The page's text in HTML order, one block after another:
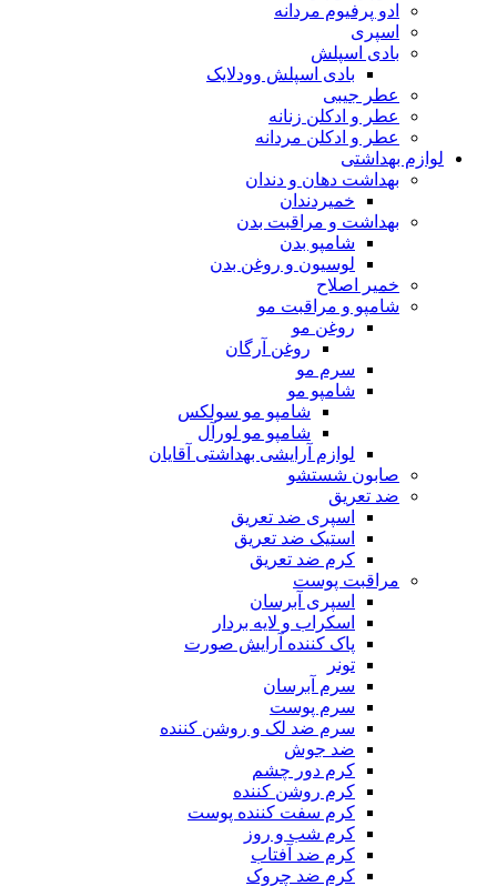
ادو پرفیوم مردانه
اسپری
بادی اسپلش
بادی اسپلش وودلایک
عطر جیبی
عطر و ادکلن زنانه
عطر و ادکلن مردانه
لوازم بهداشتی
بهداشت دهان و دندان
خمیردندان
بهداشت و مراقبت بدن
شامپو بدن
لوسیون و روغن بدن
خمیر اصلاح
شامپو و مراقبت مو
روغن مو
روغن آرگان
سرم مو
شامپو مو
شامپو مو سولکس
شامپو مو لورآل
لوازم آرایشی بهداشتی آقایان
صابون شستشو
ضد تعریق
اسپری ضد تعریق
استیک ضد تعریق
کرم ضد تعریق
مراقبت پوست
اسپری آبرسان
اسکراب و لایه بردار
پاک کننده آرایش صورت
تونر
سرم آبرسان
سرم پوست
سرم ضد لک و روشن کننده
ضد جوش
کرم دور چشم
کرم روشن کننده
کرم سفت کننده پوست
کرم شب و روز
کرم ضد آفتاب
کرم ضد چروک